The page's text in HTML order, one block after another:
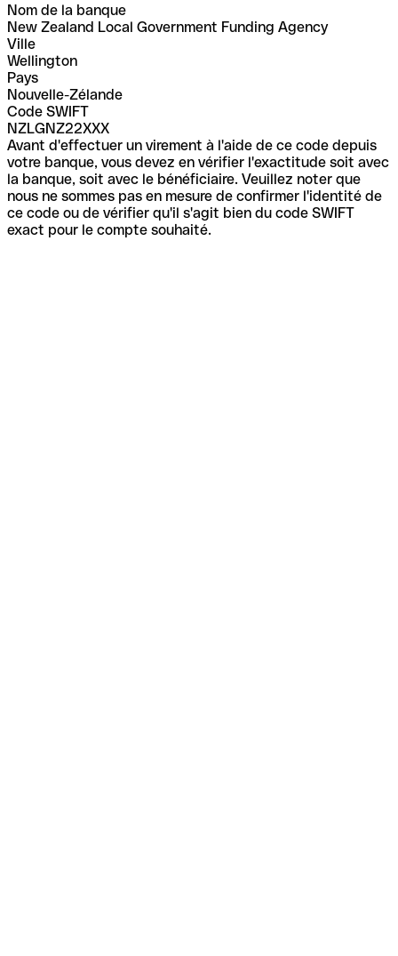
Nom de la banque
New Zealand Local Government Funding Agency
Ville
Wellington
Pays
Nouvelle-Zélande
Code SWIFT
NZLGNZ22XXX
Avant d'effectuer un virement à l'aide de ce code depuis
votre banque, vous devez en vérifier l'exactitude soit avec
la banque, soit avec le bénéficiaire. Veuillez noter que
nous ne sommes pas en mesure de confirmer l'identité de
ce code ou de vérifier qu'il s'agit bien du code SWIFT
exact pour le compte souhaité.